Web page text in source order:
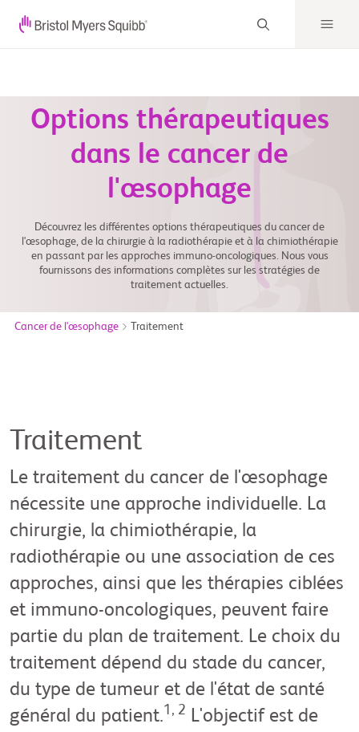
Options thérapeutiques
dans le cancer de
l'œsophage
Découvrez les différentes options thérapeutiques du cancer de
l'œsophage, de la chirurgie à la radiothérapie et à la chimiothérapie
en passant par les approches immuno-oncologiques. Nous vous
fournissons des informations complètes sur les stratégies de
traitement actuelles.
Cancer de l'œsophage Traitement
Traitement
Le traitement du cancer de l'œsophage
nécessite une approche individuelle. La
chirurgie, la chimiothérapie, la
radiothérapie ou une association de ces
approches, ainsi que les thérapies ciblées
et immuno-oncologiques, peuvent faire
partie du plan de traitement. Le choix du
traitement dépend du stade du cancer,
du type de tumeur et de l'état de santé
général du patient.1, 2
L'objectif est de